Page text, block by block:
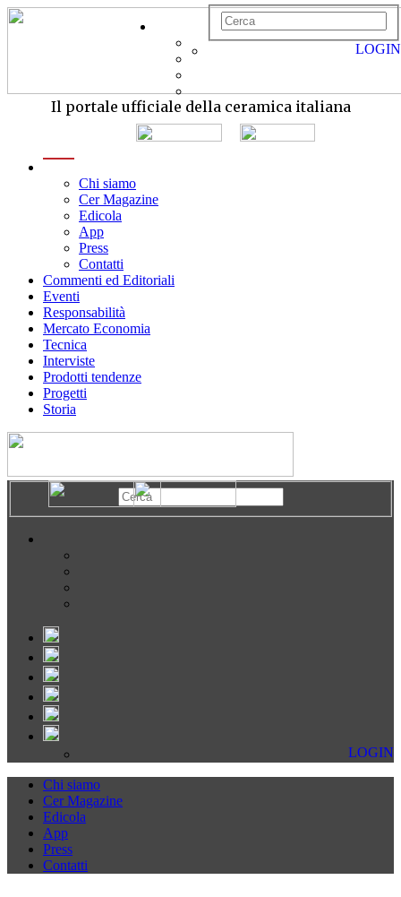
Il portale ufficiale della ceramica italiana
Chi siamo
Cer Magazine
Edicola
App
Press
Contatti
Commenti ed Editoriali
Eventi
Responsabilità
Mercato Economia
Tecnica
Interviste
Prodotti tendenze
Progetti
Storia
LOGIN
LOGIN
Chi siamo
Cer Magazine
Edicola
App
Press
Contatti